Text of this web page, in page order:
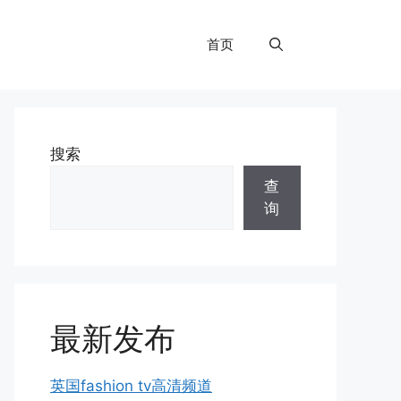
首页
搜索
查
询
最新发布
英国fashion tv高清频道